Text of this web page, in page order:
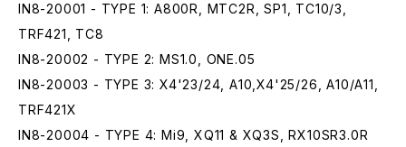
IN8-20001 - TYPE 1: A800R, MTC2R, SP1, TC10/3,
TRF421, TC8
IN8-20002 - TYPE 2: MS1.0, ONE.05
IN8-20003 - TYPE 3: X4'23/24, A10,X4'25/26, A10/A11,
TRF421X
IN8-20004 - TYPE 4: Mi9, XQ11 & XQ3S, RX10SR3.0R